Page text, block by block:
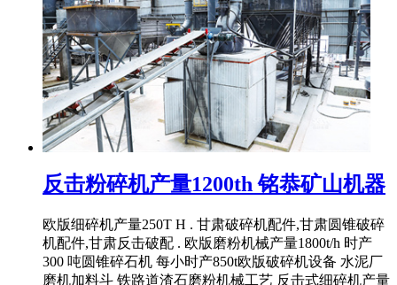
反击粉碎机产量1200th 铭恭矿山机器
欧版细碎机产量250T H . 甘肃破碎机配件,甘肃圆锥破碎
机配件,甘肃反击破配 . 欧版磨粉机械产量1800t/h 时产
300 吨圆锥碎石机 每小时产850t欧版破碎机设备 水泥厂
磨机加料斗 铁路道渣石磨粉机械工艺 反击式细碎机产量